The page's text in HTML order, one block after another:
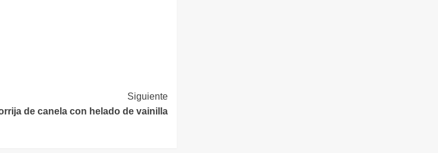
Siguiente
de canela con helado de vainilla